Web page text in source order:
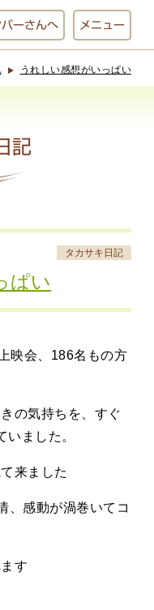
バーさんへ メニュー
ぷかぷかさんと
ぷかぷか日記
うれしい感想がいっぱい
記
タカサキ日記
ぱい
映会、186名もの方
の気持ちを、すぐ
ました。
来ました
感動が渦巻いてコ
す